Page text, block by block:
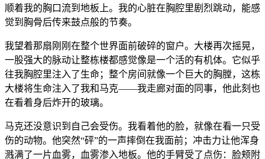
顺着我的胸口流到地板上。我的心脏在胸腔里剧烈跳动，能感
觉到胸骨后传来鼓点般的节奏。
我望着那扇刚刚在整个世界面前破碎的窗户。大楼再次摇晃，
一股强大的脉动让整栋楼都感觉像是一个活的有机体。它似乎
往我胸腔里注入了生命；整个房间就像一个巨大的胸膛，这栋
大楼将生命注入了我和马克——我走廊对面的同事，他此刻也
在看着身后炸开的玻璃。
马克还没意识到自己会受伤。我看着他的脸，就像在看一只受
伤的动物。他突然“砰”的一声摔倒在我面前；冲击力让他浑身
溅满了一片血雾，血雾渗入地板。他的手臂受了点伤：脸颊附